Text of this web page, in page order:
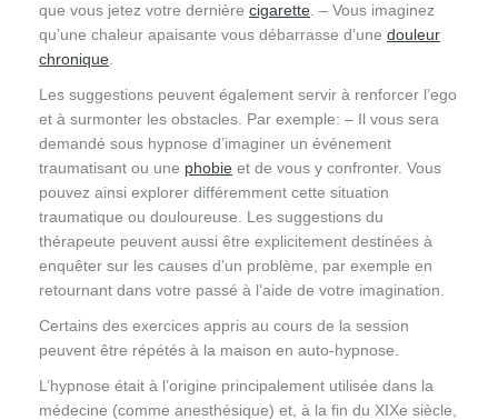
que vous jetez votre dernière cigarette . – Vous imaginez
qu’une chaleur apaisante vous débarrasse d’une douleur
chronique
Les suggestions peuvent également servir à renforcer l’ego
et à surmonter les obstacles. Par exemple: – Il vous sera
demandé sous hypnose d’imaginer un événement
traumatisant ou une phobie et de vous y confronter. Vous
pouvez ainsi explorer différemment cette situation
traumatique ou douloureuse. Les suggestions du
thérapeute peuvent aussi être explicitement destinées à
enquêter sur les causes d’un problème, par exemple en
retournant dans votre passé à l’aide de votre imagination.
Certains des exercices appris au cours de la session
peuvent être répétés à la maison en auto-hypnose.
L’hypnose était à l’origine principalement utilisée dans la
médecine (comme anesthésique) et, à la fin du XIXe siècle,